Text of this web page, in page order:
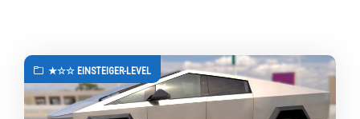
★☆☆ EINSTEIGER-LEVEL